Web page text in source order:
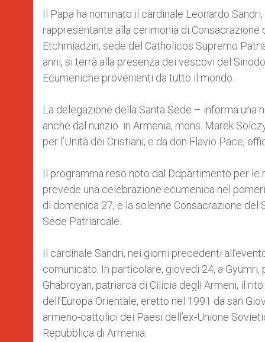
p
p
g
e
r
o
k
r
Il Papa ha nominato il cardinale Leonardo
rappresentante alla cerimonia di
Etchmiadzin, sede del Catholicos Supremo
anni, si terrà alla presenza dei vescovi del
Ecumeniche provenienti da tutto il mondo.
La delegazione della Santa Sede – informa
anche dal nunzio in Armenia, mons. Marek
per l’Unità dei Cristiani, e da don Flavio Pace,
Il programma reso noto dal Ddpartimento per
prevede una celebrazione ecumenica nel
di domenica 27, e la solenne Consacrazione del
Sede Patriarcale.
Il cardinale Sandri, nei giorni precedenti
comunicato. In particolare, giovedì 24, a
Ghabroyan, patriarca di Cilicia degli Armeni, il
dell’Europa Orientale, eretto nel 1991 da san
armeno-cattolici dei Paesi dell’ex-Unione
Repubblica di Armenia.